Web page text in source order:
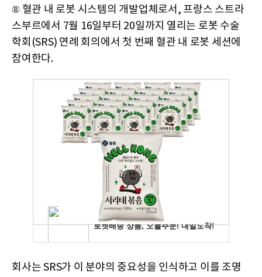
® 혈관 내 로봇 시스템의 개발업체로서, 프랑스 스트라
스부르에서 7월 16일부터 20일까지 열리는 로봇 수술
학회(SRS) 연례 회의에서 첫 번째 혈관 내 로봇 세션에
참여한다.
회사는 SRS가 이 분야의 중요성을 인식하고 이를 조명